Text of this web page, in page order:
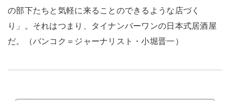
の部下たちと気軽に来ることのできるような店づく
り」。それはつまり、タイナンバーワンの日本式居酒屋
だ。（バンコク＝ジャーナリスト・小堀晋一）